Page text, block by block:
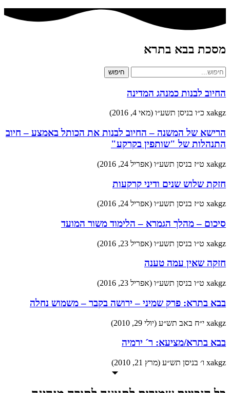
מסכת בבא בתרא
חיפוש
החיוב לבנות כמנהג המדינה
xakgz כ״ו בניסן תשע״ו (מאי 4, 2016)
הרישא של המשנה – החיוב לבנות את הכותל באמצע – חיוב
התנהלות של "שותפין בקרקע"
xakgz ט״ז בניסן תשע״ו (אפריל 24, 2016)
חזקת שלוש שנים ודיני קרקעות
xakgz ט״ז בניסן תשע״ו (אפריל 24, 2016)
סיכום – מהלך הגמרא – הלימוד משור המועד
xakgz ט״ו בניסן תשע״ו (אפריל 23, 2016)
חזקה שאין עמה טענה
xakgz ט״ו בניסן תשע״ו (אפריל 23, 2016)
בבא בתרא: פרק שמיני – ירושה בקבר – משמוש נחלה
xakgz י״ח באב תש״ע (יולי 29, 2010)
בבא בתרא/מציעא: ר´ ירמיה
xakgz ו׳ בניסן תש״ע (מרץ 21, 2010)